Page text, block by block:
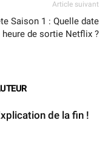
Article suivant
Saison 1 : Quelle date
heure de sortie Netflix ?
de la fin !